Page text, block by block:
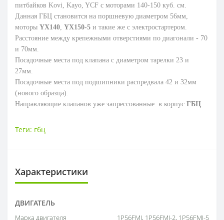
питбайков Kovi, Kayo, YCF с моторами 140-150 куб. см.
Данная ГБЦ становится на поршневую диаметром 56мм,
моторы YX140 YX150-5 и такие же с электростартером.
Расстояние между крепежными отверстиями по диагонали - 70
и 70мм.
Посадочные места под клапана с диаметром тарелки 23 и
27мм.
Посадочные места под подшипники распредвала 42 и 32мм
(нового образца).
Направляющие клапанов уже запрессованные в корпус ГБЦ
Теги: гбц
Характеристики
ДВИГАТЕЛЬ
Марка двигателя 1P56FMJ, 1P56FMJ-2, 1P56FMJ-5